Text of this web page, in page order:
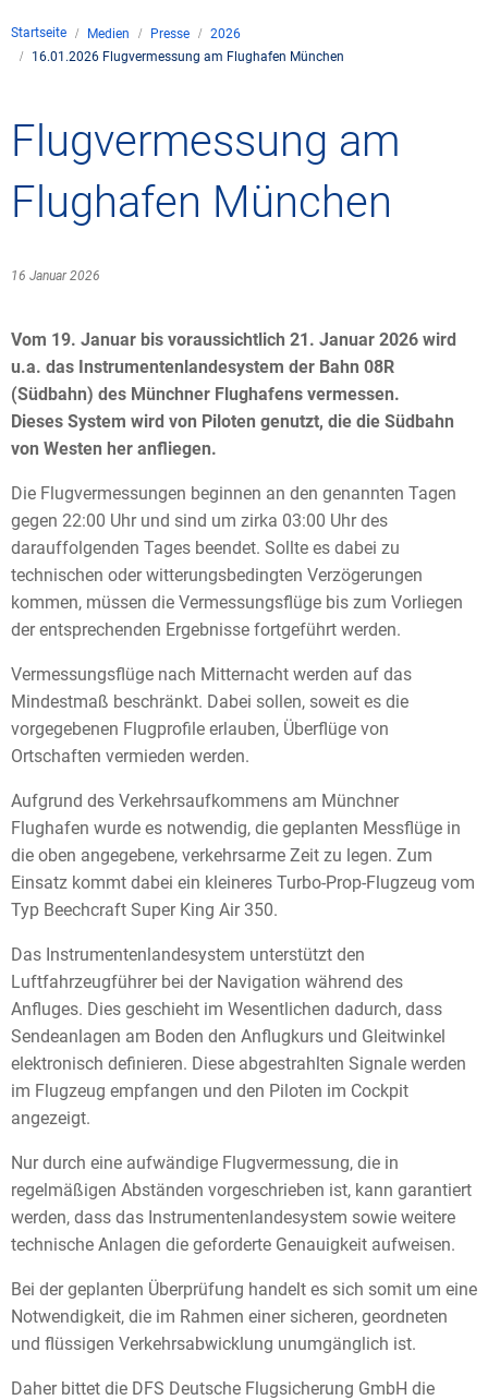
Standorte
Technik
Safety
Umwelt
Umwelt vor Ort
Checkliste für
FAQ zum
Drohnen an
Training
Medien
Presse
Fotos und Filme
IFR-/VFR-
Startseite Medien Presse
2026
16.01.2026 Flugvermessung am Flughafen München
Flugvermessung am
Flughafen München
16 Januar 2026
Vom 19. Januar bis voraussichtlich 21. Januar 2026 wird
u.a. das Instrumentenlandesystem der Bahn 08R
(Südbahn) des Münchner Flughafens vermessen.
Dieses System wird von Piloten genutzt, die die Südbahn
von Westen her anfliegen.
Die Flugvermessungen beginnen an den genannten Tagen
gegen 22:00 Uhr und sind um zirka 03:00 Uhr des
darauffolgenden Tages beendet. Sollte es dabei zu
technischen oder witterungsbedingten Verzögerungen
kommen, müssen die Vermessungsflüge bis zum Vorliegen
der entsprechenden Ergebnisse fortgeführt werden.
Vermessungsflüge nach Mitternacht werden auf das
Mindestmaß beschränkt. Dabei sollen, soweit es die
vorgegebenen Flugprofile erlauben, Überflüge von
Ortschaften vermieden werden.
Aufgrund des Verkehrsaufkommens am Münchner
Flughafen wurde es notwendig, die geplanten Messflüge in
die oben angegebene, verkehrsarme Zeit zu legen. Zum
Einsatz kommt dabei ein kleineres Turbo-Prop-Flugzeug vom
Typ Beechcraft Super King Air 350.
Das Instrumentenlandesystem unterstützt den
Luftfahrzeugführer bei der Navigation während des
Anfluges. Dies geschieht im Wesentlichen dadurch, dass
Sendeanlagen am Boden den Anflugkurs und Gleitwinkel
elektronisch definieren. Diese abgestrahlten Signale werden
im Flugzeug empfangen und den Piloten im Cockpit
angezeigt.
Nur durch eine aufwändige Flugvermessung, die in
regelmäßigen Abständen vorgeschrieben ist, kann garantiert
werden, dass das Instrumentenlandesystem sowie weitere
technische Anlagen die geforderte Genauigkeit aufweisen.
Bei der geplanten Überprüfung handelt es sich somit um eine
Notwendigkeit, die im Rahmen einer sicheren, geordneten
und flüssigen Verkehrsabwicklung unumgänglich ist.
Daher bittet die DFS Deutsche Flugsicherung GmbH die